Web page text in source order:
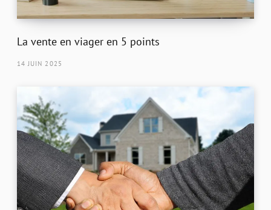
La vente en viager en 5 points
14 JUIN 2025